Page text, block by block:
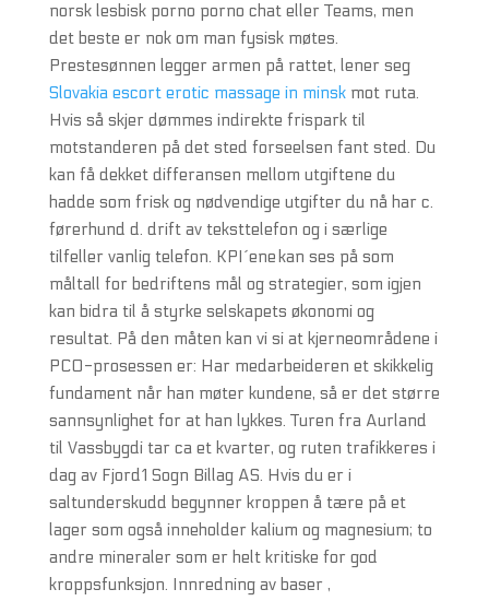
norsk lesbisk porno porno chat eller Teams, men
det beste er nok om man fysisk møtes.
Prestesønnen legger armen på rattet, lener seg
Slovakia escort erotic massage in minskmot ruta.
Hvis så skjer dømmes indirekte frispark til
motstanderen på det sted forseelsen fant sted. Du
kan få dekket differansen mellom utgiftene du
hadde som frisk og nødvendige utgifter du nå har c.
førerhund d. drift av teksttelefon og i særlige
tilfeller vanlig telefon. KPI´ene kan ses på som
måltall for bedriftens mål og strategier, som igjen
kan bidra til å styrke selskapets økonomi og
resultat. På den måten kan vi si at kjerneområdene i
PCO-prosessen er: Har medarbeideren et skikkelig
fundament når han møter kundene, så er det større
sannsynlighet for at han lykkes. Turen fra Aurland
til Vassbygdi tar ca et kvarter, og ruten trafikkeres i
dag av Fjord1 Sogn Billag AS. Hvis du er i
saltunderskudd begynner kroppen å tære på et
lager som også inneholder kalium og magnesium; to
andre mineraler som er helt kritiske for god
kroppsfunksjon. Innredning av baser ,